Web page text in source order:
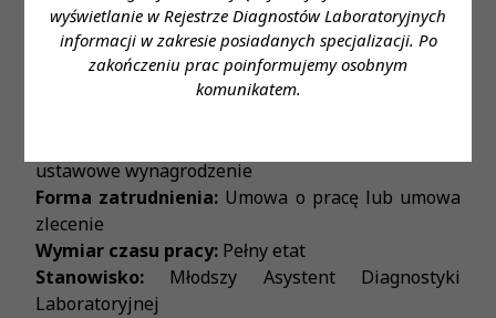
wyświetlanie w Rejestrze Diagnostów Laboratoryjnych
informacji w zakresie posiadanych specjalizacji. Po
zakończeniu prac poinformujemy osobnym
komunikatem.
Miejsce zatrudnienia: Kraków, ul. Ujastek 3
Wymagane wykształcenie:Wykształcenie wyższe
kierunkowe (analityka medyczna, biologia,
biotechnologia); czynne prawo wykonywania
ustawowe wynagrodzenie
Forma zatrudnienia: Umowa o pracę lub umowa
zlecenie
Wymiar czasu pracy: Pełny etat
Stanowisko: Młodszy Asystent Diagnostyki
Laboratoryjnej